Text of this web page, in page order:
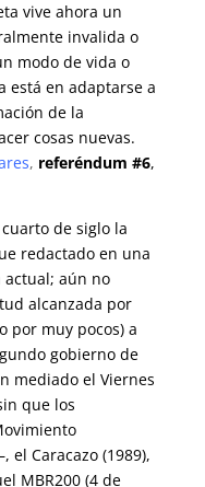
vive ahora un
invalida o
modo de vida o
está en adaptarse a
de la
cosas nuevas.
, referéndum #6,
de siglo la
redactado en una
aún no
alcanzada por
por muy pocos) a
gobierno de
mediado el Viernes
que los
el Caracazo (1989),
MBR200 (4 de